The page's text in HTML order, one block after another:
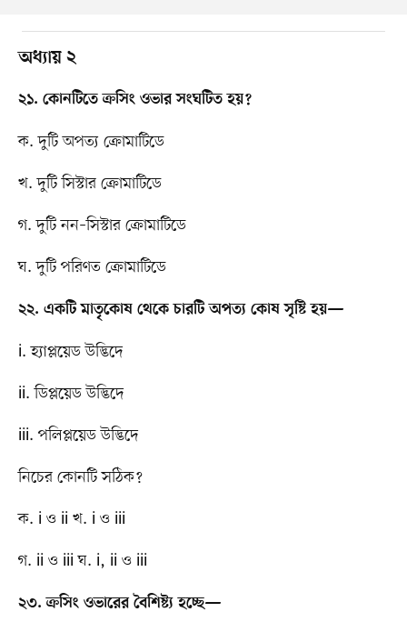
অধ্যায় ২
২১. কোনটিতে ক্রসিং ওভার সংঘটিত হয়?
ক. দুটি অপত্য ক্রোমাটিডে
খ. দুটি সিস্টার ক্রোমাটিডে
গ. দুটি নন–সিস্টার ক্রোমাটিডে
ঘ. দুটি পরিণত ক্রোমাটিডে
২২. একটি মাতৃকোষ থেকে চারটি অপত্য কোষ সৃষ্টি হয়—
i. হ্যাপ্লয়েড উদ্ভিদে
ii. ডিপ্লয়েড উদ্ভিদে
iii. পলিপ্লয়েড উদ্ভিদে
নিচের কোনটি সঠিক?
ক. i ও ii খ. i ও iii
গ. ii ও iii ঘ. i, ii ও iii
২৩. ক্রসিং ওভারের বৈশিষ্ট্য হচ্ছে—